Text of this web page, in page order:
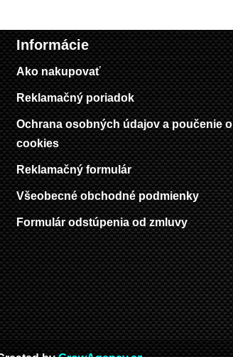
Informácie
Ako nakupovať
Reklamačný poriadok
Ochrana osobných údajov a poučenie o
cookies
Reklamačný formulár
Všeobecné obchodné podmienky
Formulár odstúpenia od zmluvy